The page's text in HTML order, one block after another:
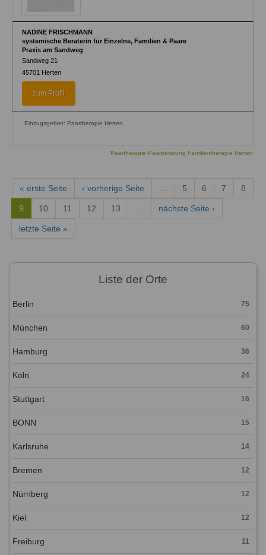
NADINE FRISCHMANN
systemische Beraterin für Einzelne, Familien & Paare
Praxis am Sandweg
Sandweg 21
45701 Herten
zum Profil
Einzugsgebiet: Paartherapie Herten,
Paartherapie Paarberatung Familientherapie Herten
« erste Seite ‹ vorherige Seite 5 6 7 8
9 10 11 12 13 nächste Seite ›
letzte Seite »
Liste der Orte
Berlin 75
München 60
Hamburg 36
Köln 24
Stuttgart 16
BONN 15
Karlsruhe 14
Bremen 12
Nürnberg 12
Kiel 12
Freiburg 11